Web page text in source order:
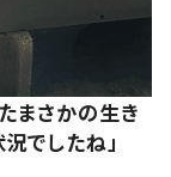
まさかの生き
でしたね」